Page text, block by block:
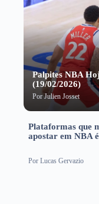
Palpites NBA
(19/02/2026)
PorJulien Josset
Plataformas que
apostar em NBA
Por Lucas Gervazio